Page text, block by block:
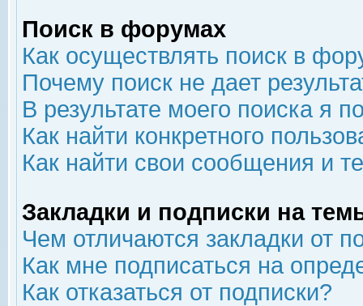
Поиск в форумах
Как осуществлять поиск в
Почему поиск не дает
В результате моего поиска я
Как найти конкретного
Как найти свои сообщения и
Закладки и подписки на
Чем отличаются закладки от
Как мне подписаться на
Как отказаться от подписки?